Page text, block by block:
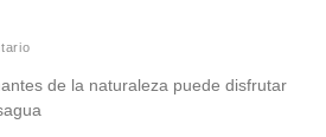
de la naturaleza puede disfrutar